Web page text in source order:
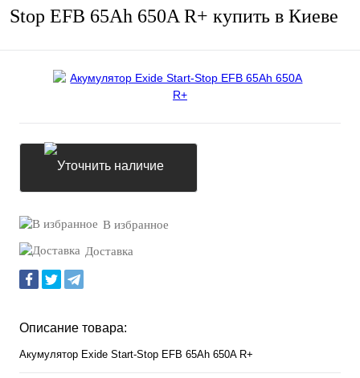
Stop EFB 65Ah 650A R+ купить в Киеве
В избранное
Доставка
Описание товара:
Акумулятор Exide Start-Stop EFB 65Ah 650A R+